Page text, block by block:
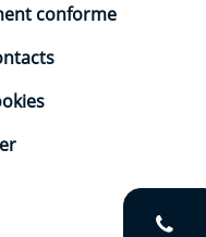
conforme